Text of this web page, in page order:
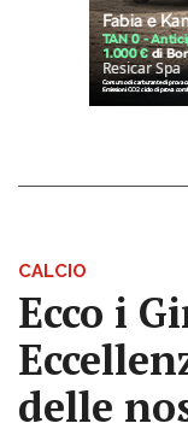
CALCIO
Ecco i
delle